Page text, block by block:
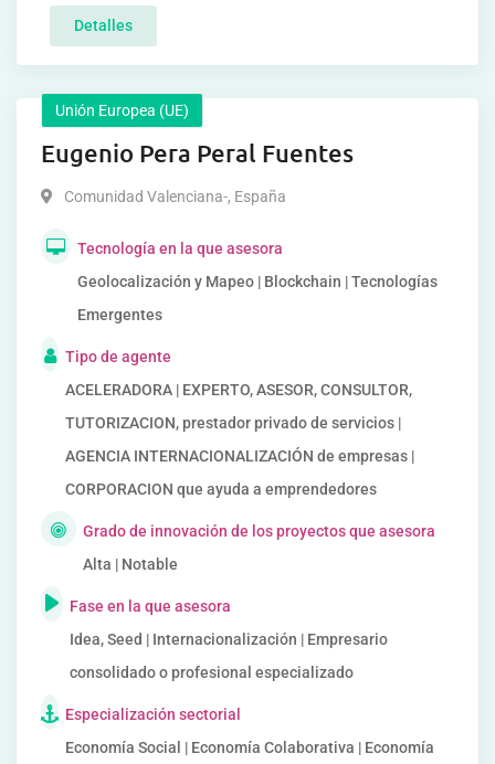
Detalles
Unión Europea (UE)
Eugenio Pera Peral Fuentes
Comunidad Valenciana-, España
Tecnología en la que asesora
Geolocalización y Mapeo | Blockchain | Tecnologías
Emergentes
Tipo de agente
ACELERADORA | EXPERTO, ASESOR, CONSULTOR,
TUTORIZACION, prestador privado de servicios |
AGENCIA INTERNACIONALIZACIÓN de empresas |
CORPORACION que ayuda a emprendedores
Grado de innovación de los proyectos que asesora
Alta | Notable
Fase en la que asesora
Idea, Seed | Internacionalización | Empresario
consolidado o profesional especializado
Especialización sectorial
Economía Social | Economía Colaborativa | Economía